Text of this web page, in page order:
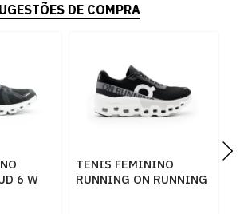
DE COMPRA
6 W
TENIS FEMININO
RUNNING ON RUNNING